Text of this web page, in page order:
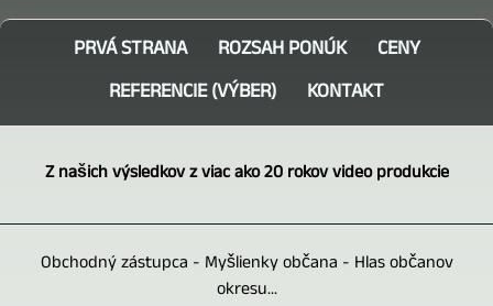
PRVÁ STRANA ROZSAH PONÚK
CENY
REFERENCIE (VÝBER)
KONTAKT
Z našich výsledkov z viac ako 20 rokov video produkcie
Obchodný zástupca - Myšlienky občana - Hlas občanov
okresu...